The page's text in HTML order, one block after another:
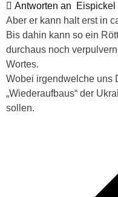
Antworten an
Eispickel
Aber er kann halt erst in
Bis dahin kann so ein
durchaus noch
Wortes.
Wobei irgendwelche uns
„Wiederaufbaus“ der
sollen.